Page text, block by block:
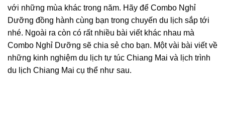
với những mùa khác trong năm. Hãy để Combo Nghỉ
Dưỡng đồng hành cùng bạn trong chuyến du lịch sắp tới
nhé. Ngoài ra còn có rất nhiều bài viết khác nhau mà
Combo Nghỉ Dưỡng sẽ chia sẻ cho bạn. Một vài bài viết về
những kinh nghiệm du lịch tự túc Chiang Mai và lịch trình
du lịch Chiang Mai cụ thể như sau.